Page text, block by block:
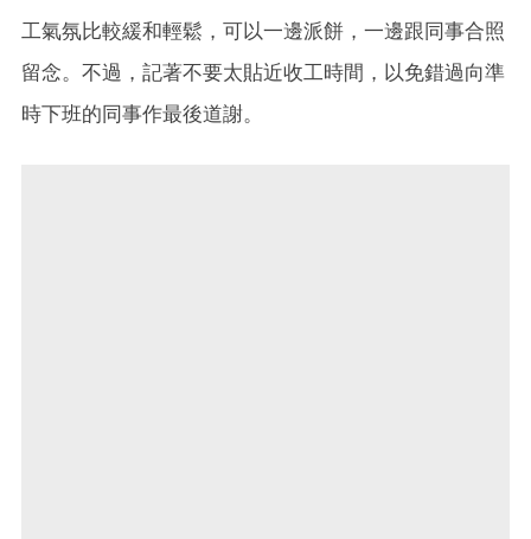
工氣氛比較緩和輕鬆，可以一邊派餅，一邊跟同事合照
留念。不過，記著不要太貼近收工時間，以免錯過向準
時下班的同事作最後道謝。